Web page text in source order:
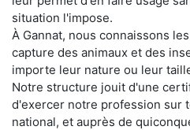
situation l'impose.
À Gannat, nous connaissons
capture des animaux et des
importe leur nature ou leur
Notre structure jouit d'une
d'exercer notre profession sur
national, et auprès de